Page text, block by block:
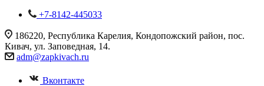
+7-8142-445033
186220, Республика Карелия, Кондопожский район, пос.
Кивач, ул. Заповедная, 14.
adm@zapkivach.ru
Вконтакте